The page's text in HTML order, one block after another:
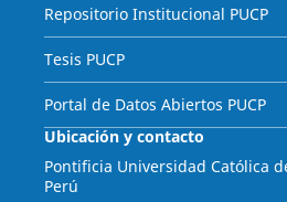
Repositorio Institucional PUCP
Tesis PUCP
Portal de Datos Abiertos PUCP
Ubicación y contacto
Pontificia Universidad Católica
Perú